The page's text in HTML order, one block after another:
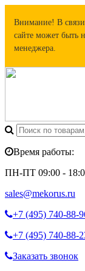
Внимание! В
сайте может быть
менеджера.
Время работы:
ПН-ПТ 09:00 -
sales@mekorus.ru
+7 (495) 740-88-
+7 (495) 740-88-
Заказать звонок